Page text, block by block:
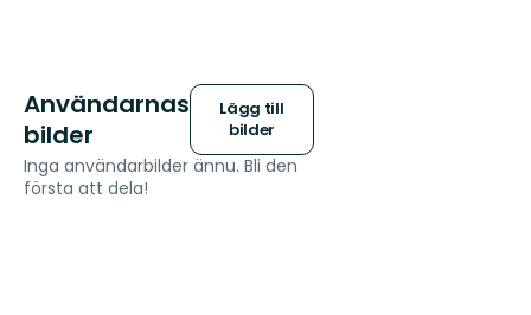
Användarnas
bilder
Lägg till
bilder
Inga användarbilder ännu. Bli den
första att dela!